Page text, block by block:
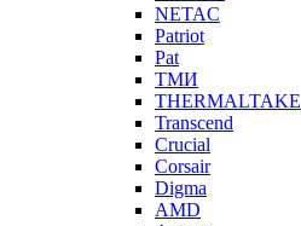
NETAC
Patriot
Pat
ТМИ
THERMALTAKE
Transcend
Crucial
Corsair
Digma
AMD